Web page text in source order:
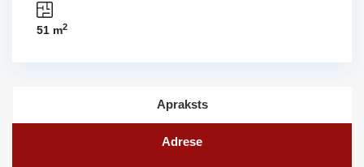
51 m2
Apraksts
Adrese